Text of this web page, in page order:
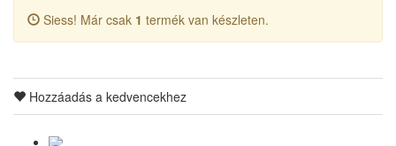
Siess! Már csak 1 termék van készleten.
Hozzáadás a kedvencekhez